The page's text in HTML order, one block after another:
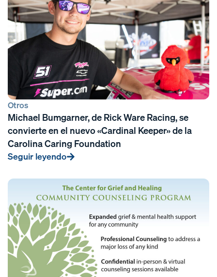
Otros
Michael Bumgarner, de Rick Ware Racing, se
convierte en el nuevo «Cardinal Keeper» de la
Carolina Caring Foundation
Seguir leyendo